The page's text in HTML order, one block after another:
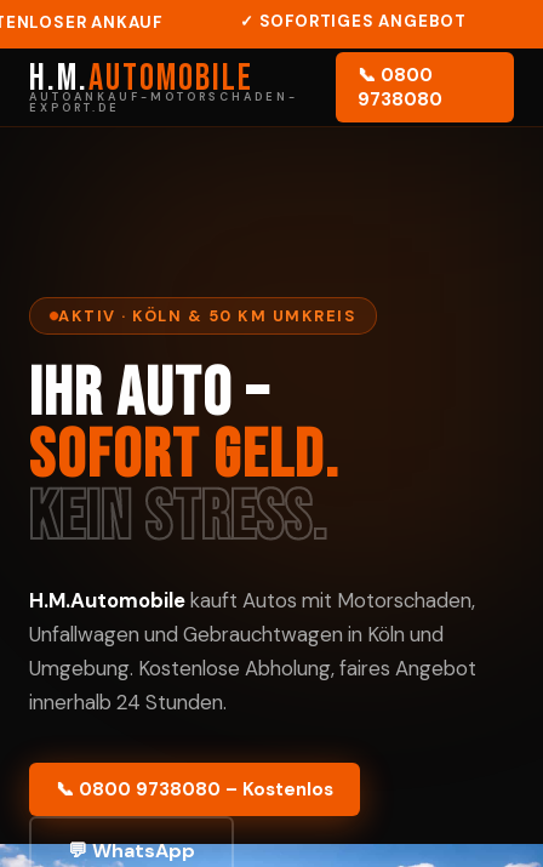
ANKAUF ✓ SOFORTIGES ANGEBOT
H.M.Automobile
AUTOANKAUF-MOTORSCHADEN-
EXPORT.DE
📞 0800
9738080
AKTIV · KÖLN & 50 KM UMKREIS
Ihr Auto –
Sofort Geld.
Kein Stress.
H.M.Automobilekauft Autos mit Motorschaden,
Unfallwagen und Gebrauchtwagen in Köln und
Umgebung. Kostenlose Abholung, faires Angebot
innerhalb 24 Stunden.
📞 0800 9738080 – Kostenlos
💬 WhatsApp